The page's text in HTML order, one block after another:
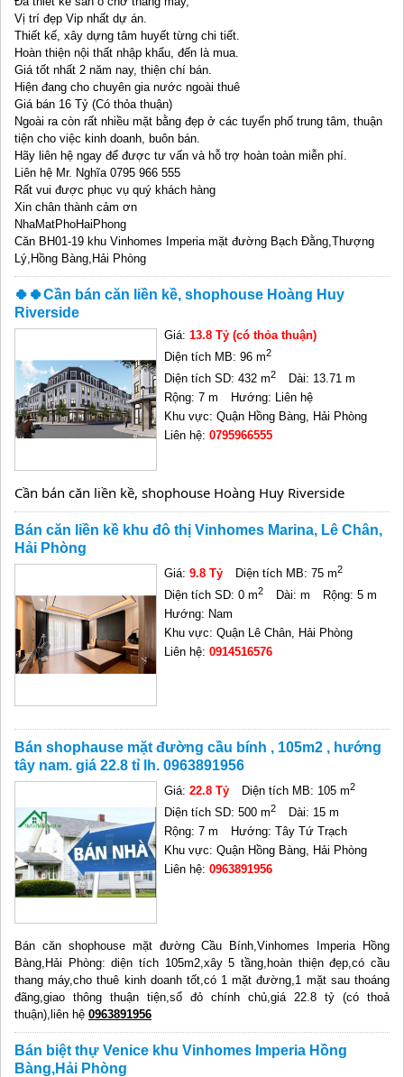
Vị trí đẹp Vip nhất dự án.
Thiết kế, xây dựng tâm huyết từng chi tiết.
Hoàn thiện nội thất nhập khẩu, đến là mua.
Giá tốt nhất 2 năm nay, thiện chí bán.
Hiện đang cho chuyên gia nước ngoài thuê
Giá bán 16 Tỷ (Có thỏa thuận)
Ngoài ra còn rất nhiều mặt bằng đẹp ở các tuyến phố trung tâm, thuận
tiện cho việc kinh doanh, buôn bán.
Hãy liên hệ ngay để được tư vấn và hỗ trợ hoàn toàn miễn phí.
Liên hệ Mr. Nghĩa 0795 966 555
Rất vui được phục vụ quý khách hàng
Xin chân thành cảm ơn
NhaMatPhoHaiPhong
Căn BH01-19 khu Vinhomes Imperia mặt đường Bạch Đằng,Thượng
Lý,Hồng Bàng,Hải Phòng
🍀🍀Cần bán căn liền kề, shophouse Hoàng Huy
Riverside
Giá:13.8 Tỷ (có thỏa thuận)
Diện tích MB: 96 m2
Diện tích SD: 432 m2
Dài: 13.71 m
Rộng: 7 m
Hướng: Liên hệ
Khu vực: Quận Hồng Bàng, Hải Phòng
Liên hệ:0795966555
Cần bán căn liền kề, shophouse Hoàng Huy Riverside
Bán căn liền kề khu đô thị Vinhomes Marina, Lê Chân,
Hải Phòng
Giá:9.8 Tỷ Diện tích MB: 75 m2
Diện tích SD: 0 m2 Dài: m
Rộng: 5 m
Hướng: Nam
Khu vực: Quận Lê Chân, Hải Phòng
Liên hệ:0914516576
Bán shophause mặt đường cầu bính , 105m2 , hướng
tây nam. giá 22.8 tỉ lh. 0963891956
Giá:22.8 Tỷ Diện tích MB: 105 m2
Diện tích SD: 500 m2
Dài: 15 m
Rộng: 7 m
Hướng: Tây Tứ Trạch
Khu vực: Quận Hồng Bàng, Hải Phòng
Liên hệ:0963891956
Bán căn shophouse mặt đường Cầu Bính,Vinhomes Imperia Hồng
Bàng,Hải Phòng: diện tích 105m2,xây 5 tầng,hoàn thiện đẹp,có cầu
thang máy,cho thuê kinh doanh tốt,có 1 mặt đường,1 mặt sau thoáng
đãng,giao thông thuận tiện,sổ đỏ chính chủ,giá 22.8 tỷ (có thoả
thuận),liên hệ 0963891956
Bán biệt thự Venice khu Vinhomes Imperia Hồng
Bàng,Hải Phòng